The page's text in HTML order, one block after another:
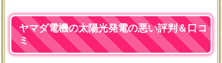
ヤマダ電機の太陽光発電の悪い評判＆口コ
ミ